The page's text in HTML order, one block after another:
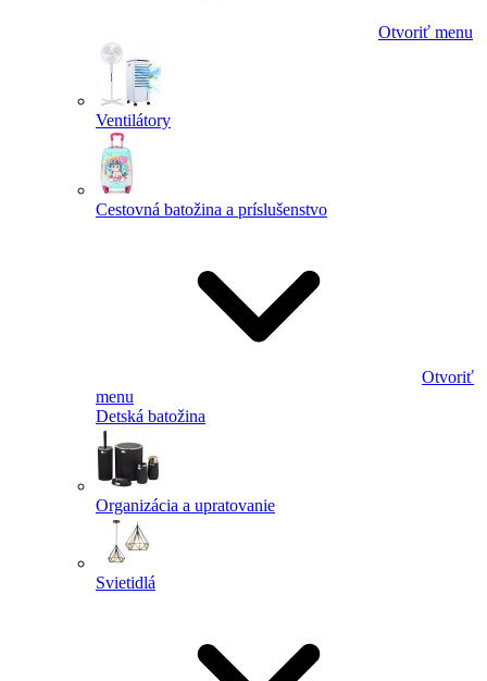
Otvoriť menu
Ventilátory
Cestovná batožina a príslušenstvo
Otvoriť
menu
Detská batožina
Organizácia a upratovanie
Svietidlá